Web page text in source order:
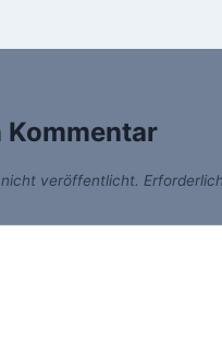
Kommentar
veröffentlicht.